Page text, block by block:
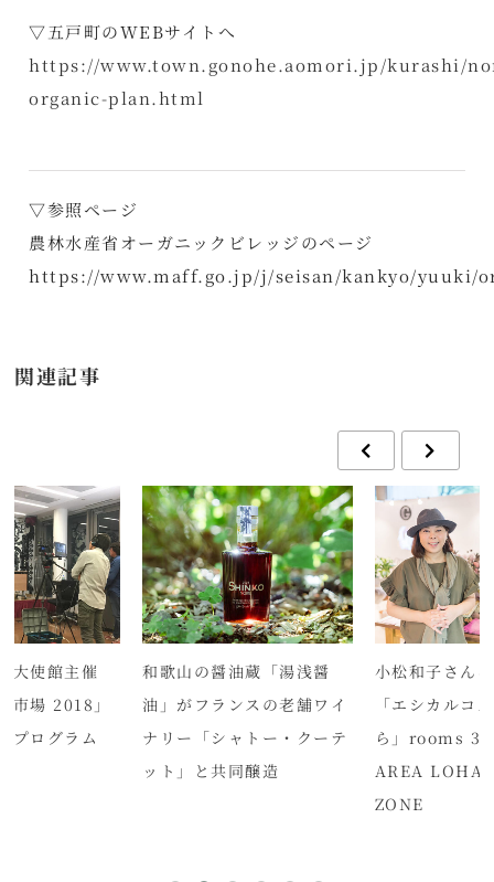
▽五戸町のWEBサイトへ
https://www.town.gonohe.aomori.jp/kurashi/
organic-plan.html
▽参照ページ
農林水産省オーガニックビレッジのページ
https://www.maff.go.jp/j/seisan/kankyo/yuuki/
関連記事
大使館主催
市場 2018」
プログラム
和歌山の醤油蔵「湯浅醤
油」がフランスの老舗ワイ
ナリー「シャトー・クーテ
ット」と共同醸造
小松和子さん
「エシカルコ
ら」rooms
AREA
ZONE